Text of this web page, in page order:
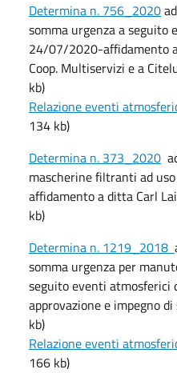
Determina n. 756_2020
somma urgenza a seguito
24/07/2020-affidamento a
Coop. Multiservizi e a
kb)
Relazione eventi
134 kb)
Determina n. 373_2020
mascherine filtranti ad
affidamento a ditta Carl
kb)
Determina n. 1219_2018
somma urgenza per
seguito eventi
approvazione e impegno
kb)
Relazione eventi
166 kb)